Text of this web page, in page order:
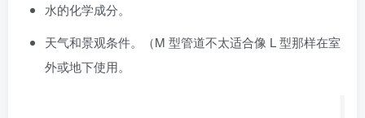
水的化学成分。
天气和景观条件。（M 型管道不太适合像 L 型那样在室
外或地下使用。